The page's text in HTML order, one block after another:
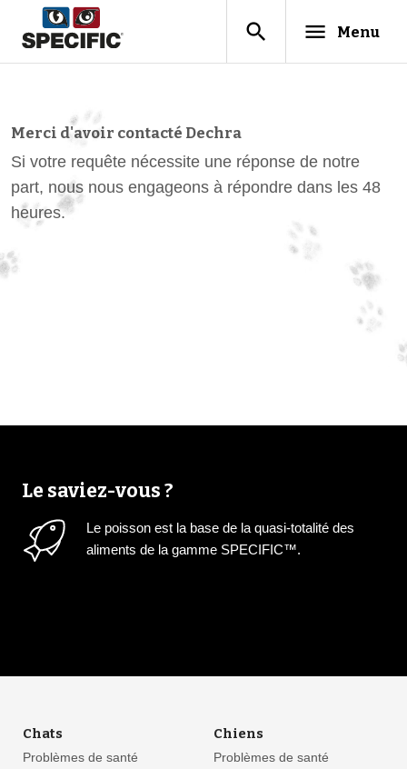
search menu Menu
Merci d'avoir contacté Dechra
Si votre requête nécessite une réponse de notre
part, nous nous engageons à répondre dans les 48
heures.
Le saviez-vous ?
Le poisson est la base de la quasi-totalité des
aliments de la gamme SPECIFIC™.
Chats
Problèmes de santé
Chiens
Problèmes de santé